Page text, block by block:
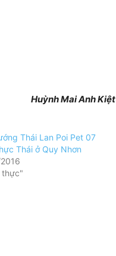
Huỳnh Mai Anh Kiệt
Thái Lan Poi Pet 07
Thái ở Quy Nhơn
thực"